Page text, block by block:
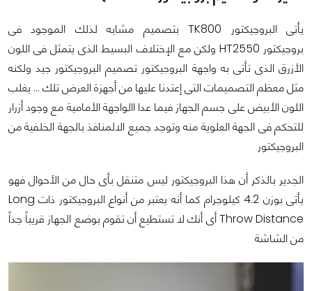
يأتى البروجيكتور TK800 بتصميم مشابه لذلك الموجود فى
بروجيكتور HT2550 ولكن مع الإختلاف البسيط الذى يتمثل فى اللون
الأزرق الذى تأتى به واجهة البروجيكتور تصميم البروجيكتور جيد ولكنه
مثل معظم التصميمات التى إعتدنا عليها من أجهزة العرض تلك ... يغلب
اللون الأبيض على جسم الجهاز فيما عدا االواجهة الأمامية مع وجود أزرار
للتحكم فى الجهة العلوية منه وتوجد جميع الالمنافذ بالجهة الخلفية من
البروجيكتور
الجدير بالذكر أن هذا البروجيكتور ليس متنقل بأى حال من الأحوال فهو
يأتى بوزن 4.2 كيلوجرام كما أنه يعتبر من أنواع البروجيكتور ذات Long
Throw Distance أى أنك لا تستطيع أن تقوم بوضع الجهاز قريباً جداً
من الشاشة